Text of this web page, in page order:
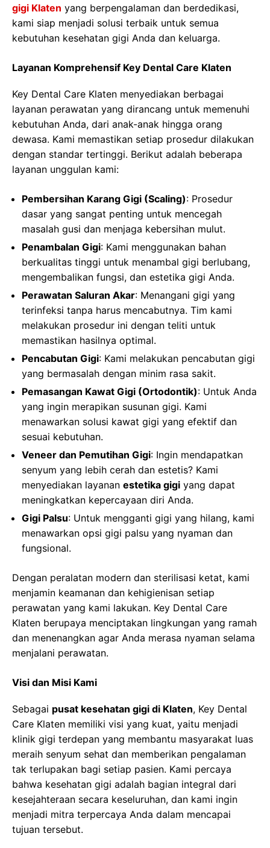
gigi Klaten yang berpengalaman dan berdedikasi,
kami siap menjadi solusi terbaik untuk semua
kebutuhan kesehatan gigi Anda dan keluarga.
Layanan Komprehensif Key Dental Care Klaten
Key Dental Care Klaten menyediakan berbagai
layanan perawatan yang dirancang untuk memenuhi
kebutuhan Anda, dari anak-anak hingga orang
dewasa. Kami memastikan setiap prosedur dilakukan
dengan standar tertinggi. Berikut adalah beberapa
layanan unggulan kami:
Pembersihan Karang Gigi (Scaling): Prosedur
dasar yang sangat penting untuk mencegah
masalah gusi dan menjaga kebersihan mulut.
Penambalan Gigi: Kami menggunakan bahan
berkualitas tinggi untuk menambal gigi berlubang,
mengembalikan fungsi, dan estetika gigi Anda.
Perawatan Saluran Akar: Menangani gigi yang
terinfeksi tanpa harus mencabutnya. Tim kami
melakukan prosedur ini dengan teliti untuk
memastikan hasilnya optimal.
Pencabutan Gigi: Kami melakukan pencabutan gigi
yang bermasalah dengan minim rasa sakit.
Pemasangan Kawat Gigi (Ortodontik): Untuk Anda
yang ingin merapikan susunan gigi. Kami
menawarkan solusi kawat gigi yang efektif dan
sesuai kebutuhan.
Veneer dan Pemutihan Gigi: Ingin mendapatkan
senyum yang lebih cerah dan estetis? Kami
menyediakan layanan estetika gigi yang dapat
meningkatkan kepercayaan diri Anda.
Gigi Palsu: Untuk mengganti gigi yang hilang, kami
menawarkan opsi gigi palsu yang nyaman dan
fungsional.
Dengan peralatan modern dan sterilisasi ketat, kami
menjamin keamanan dan kehigienisan setiap
perawatan yang kami lakukan. Key Dental Care
Klaten berupaya menciptakan lingkungan yang ramah
dan menenangkan agar Anda merasa nyaman selama
menjalani perawatan.
Visi dan Misi Kami
Sebagai pusat kesehatan gigi di Klaten, Key Dental
Care Klaten memiliki visi yang kuat, yaitu menjadi
klinik gigi terdepan yang membantu masyarakat luas
meraih senyum sehat dan memberikan pengalaman
tak terlupakan bagi setiap pasien. Kami percaya
bahwa kesehatan gigi adalah bagian integral dari
kesejahteraan secara keseluruhan, dan kami ingin
menjadi mitra terpercaya Anda dalam mencapai
tujuan tersebut.